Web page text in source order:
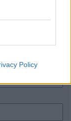
Policy